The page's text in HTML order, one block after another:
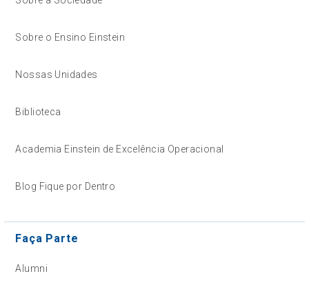
Sobre o Ensino Einstein
Nossas Unidades
Biblioteca
Academia Einstein de Excelência Operacional
Blog Fique por Dentro
Faça Parte
Alumni